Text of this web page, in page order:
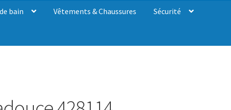
bain Vêtements & Chaussures Sécurité